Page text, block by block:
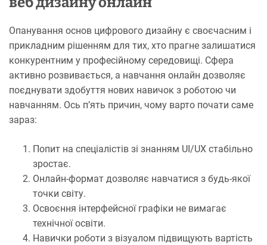
Опанування основ цифрового дизайну є своєчасним і
прикладним рішенням для тих, хто прагне залишатися
конкурентним у професійному середовищі. Сфера
активно розвивається, а навчання онлайн дозволяє
поєднувати здобуття нових навичок з роботою чи
навчанням. Ось п’ять причин, чому варто почати саме
зараз:
Попит на спеціалістів зі знанням UI/UX стабільно
зростає.
Онлайн-формат дозволяє навчатися з будь-якої
точки світу.
Освоєння інтерфейсної графіки не вимагає
технічної освіти.
Навички роботи з візуалом підвищують вартість